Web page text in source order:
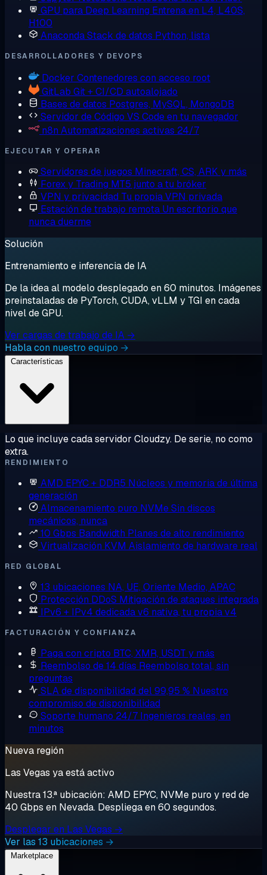
GPU para Deep Learning Entrena en L4, L40S,
H100
AnacondaStack de datos Python, lista
DESARROLLADORES Y DEVOPS
Docker Contenedores con acceso root
GitLab Git + CI/CD autoalojado
Bases de datos Postgres, MySQL, MongoDB
Servidor de Código VS Code en tu navegador
n8n Automatizaciones activas 24/7
EJECUTAR Y OPERAR
Servidores de juegos Minecraft, CS, ARK y más
Forex y Trading MT5 junto a tu bróker
VPN y privacidad Tu propia VPN privada
Estación de trabajo remota Un escritorio que
nunca duerme
Solución
Entrenamiento e inferencia de IA
De la idea al modelo desplegado en 60 minutos. Imágenes
preinstaladas de PyTorch, CUDA, vLLM y TGI en cada
nivel de GPU.
Ver cargas de trabajo de IA →
Habla con nuestro equipo →
Lo que incluye cada servidor Cloudzy. De serie, no como
extra.
RENDIMIENTO
AMD EPYC + DDR5 Núcleos y memoria de última
generación
Almacenamiento puro NVMeSin discos
mecánicos, nunca
10 Gbps Bandwidth Planes de alto rendimiento
Virtualización KVM Aislamiento de hardware real
RED GLOBAL
13 ubicaciones NA, UE, Oriente Medio, APAC
Protección DDoS Mitigación de ataques integrada
IPv6 + IPv4 dedicadav6 nativa, tu propia v4
FACTURACIÓN Y CONFIANZA
Paga con cripto BTC, XMR, USDT y más
Reembolso de 14 días Reembolso total, sin
preguntas
SLA de disponibilidad del 99,95 % Nuestro
compromiso de disponibilidad
Soporte humano 24/7 Ingenieros reales, en
minutos
Nueva región
Las Vegas ya está activo
Nuestra 13.ª ubicación: AMD EPYC, NVMe puro y red de
40 Gbps en Nevada. Despliega en 60 segundos.
Desplegar en Las Vegas →
Ver las 13 ubicaciones →